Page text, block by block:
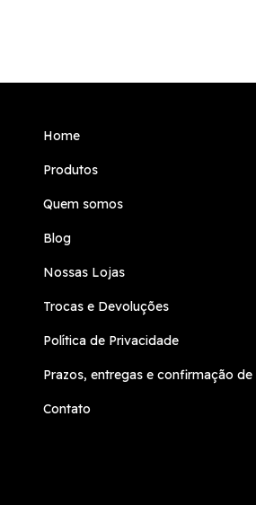
Home
Produtos
Quem somos
Blog
Nossas Lojas
Trocas e Devoluções
Política de Privacidade
Prazos, entregas e confirmação
Contato